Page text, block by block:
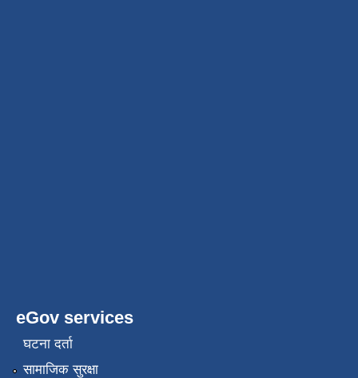
eGov services
घटना दर्ता
सामाजिक सुरक्षा